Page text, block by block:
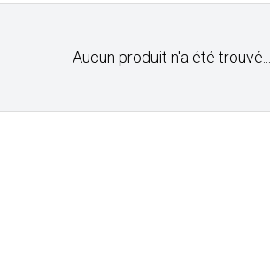
Aucun produit n'a été trouvé...